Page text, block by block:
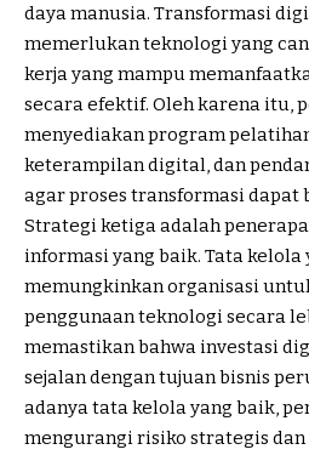
daya manusia. Transformasi
memerlukan teknologi yang
kerja yang mampu
secara efektif. Oleh karena itu,
menyediakan program
keterampilan digital, dan
agar proses transformasi dapat
Strategi ketiga adalah
informasi yang baik. Tata kelola
memungkinkan organisasi
penggunaan teknologi secara
memastikan bahwa investasi
sejalan dengan tujuan bisnis
adanya tata kelola yang baik,
mengurangi risiko strategis